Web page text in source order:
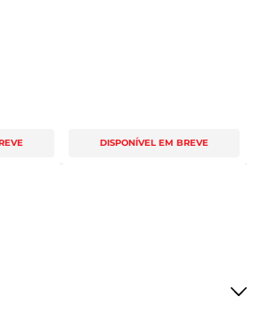
DISPONÍVEL EM BREVE